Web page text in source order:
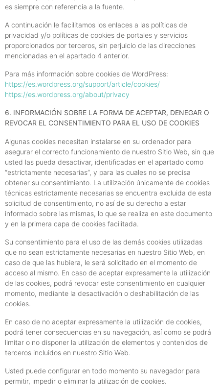
es siempre con referencia a la fuente.
A continuación le facilitamos los enlaces a las políticas de
privacidad y/o políticas de cookies de portales y servicios
proporcionados por terceros, sin perjuicio de las direcciones
mencionadas en el apartado 4 anterior.
Para más información sobre cookies de WordPress:
https://es.wordpress.org/support/article/cookies/
https://es.wordpress.org/about/privacy
6. INFORMACIÓN SOBRE LA FORMA DE ACEPTAR, DENEGAR O
REVOCAR EL CONSENTIMIENTO PARA EL USO DE COOKIES
Algunas cookies necesitan instalarse en su ordenador para
asegurar el correcto funcionamiento de nuestro Sitio Web, sin que
usted las pueda desactivar, identificadas en el apartado como
“estrictamente necesarias”, y para las cuales no se precisa
obtener su consentimiento. La utilización únicamente de cookies
técnicas estrictamente necesarias se encuentra excluida de esta
solicitud de consentimiento, no así de su derecho a estar
informado sobre las mismas, lo que se realiza en este documento
y en la primera capa de cookies facilitada.
Su consentimiento para el uso de las demás cookies utilizadas
que no sean estrictamente necesarias en nuestro Sitio Web, en
caso de que las hubiera, le será solicitado en el momento de
acceso al mismo. En caso de aceptar expresamente la utilización
de las cookies, podrá revocar este consentimiento en cualquier
momento, mediante la desactivación o deshabilitación de las
cookies.
En caso de no aceptar expresamente la utilización de cookies,
podrá tener consecuencias en su navegación, así como se podrá
limitar o no disponer la utilización de elementos y contenidos de
terceros incluidos en nuestro Sitio Web.
Usted puede configurar en todo momento su navegador para
permitir, impedir o eliminar la utilización de cookies.